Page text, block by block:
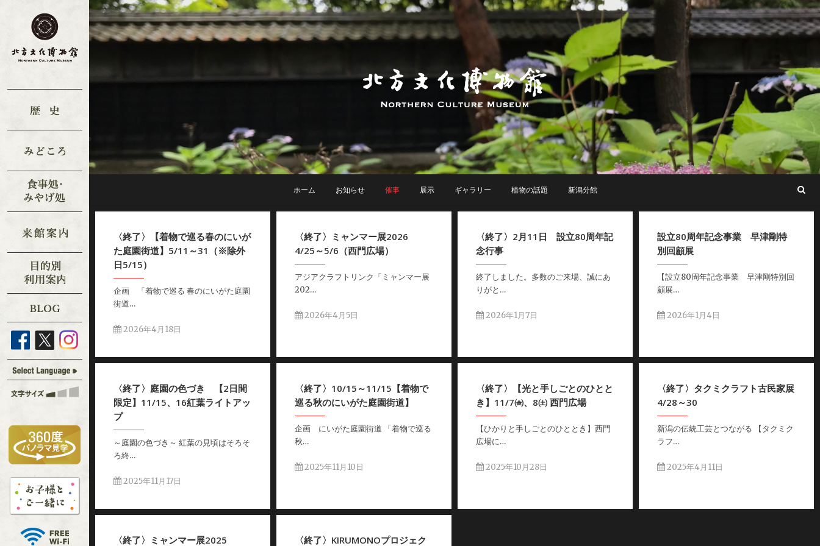
ホーム お知らせ 催事 展示 ギャラリー 植物の話題 新潟分館
〈終了〉【着物で巡る春のにいが
た庭園街道】5/11～31（※除外
日5/15）
企画 「着物で巡る 春のにいがた庭園
街道…
2026年4月18日
〈終了〉ミャンマー展2026
4/25～5/6（西門広場）
アジアクラフトリンク「ミャンマー展
202…
2026年4月5日
〈終了〉2月11日 設立80周年記
念行事
終了しました。多数のご来場、誠にあ
りがと…
2026年1月7日
設立80周年記念事業 早津剛特
別回顧展
【設立80周年記念事業 早津剛特別回
顧展…
2026年1月4日
〈終了〉庭園の色づき 【2日間
限定】11/15、16紅葉ライトアッ
プ
～庭園の色づき～ 紅葉の見頃はそろそ
ろ終…
2025年11月17日
〈終了〉10/15～11/15【着物で
巡る秋のにいがた庭園街道】
企画 にいがた庭園街道 「着物で巡る
秋…
2025年11月10日
〈終了〉【光と手しごとのひとと
き】11/7㈮、8㈯ 西門広場
【ひかりと手しごとのひととき】西門
広場に…
2025年10月28日
〈終了〉タクミクラフト古民家展
4/28～30
新潟の伝統工芸とつながる 【タクミク
ラフ…
2025年4月11日
〈終了〉ミャンマー展2025
〈終了〉KIRUMONOプロジェク